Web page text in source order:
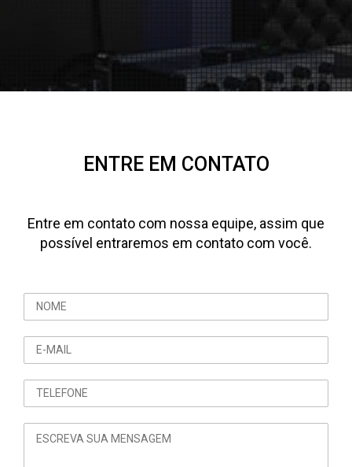
ENTRE EM CONTATO
Entre em contato com nossa equipe, assim que
possível entraremos em contato com você.